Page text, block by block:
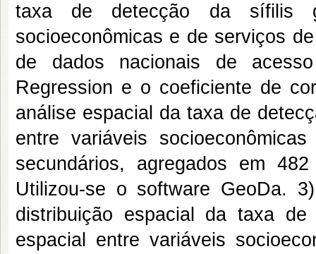
taxa de detecção da sífilis
socioeconômicas e de serviços
de dados nacionais de
Regression e o coeficiente de
análise espacial da taxa de
entre variáveis
secundários, agregados em
Utilizou-se o software GeoDa.
distribuição espacial da taxa
espacial entre variáveis